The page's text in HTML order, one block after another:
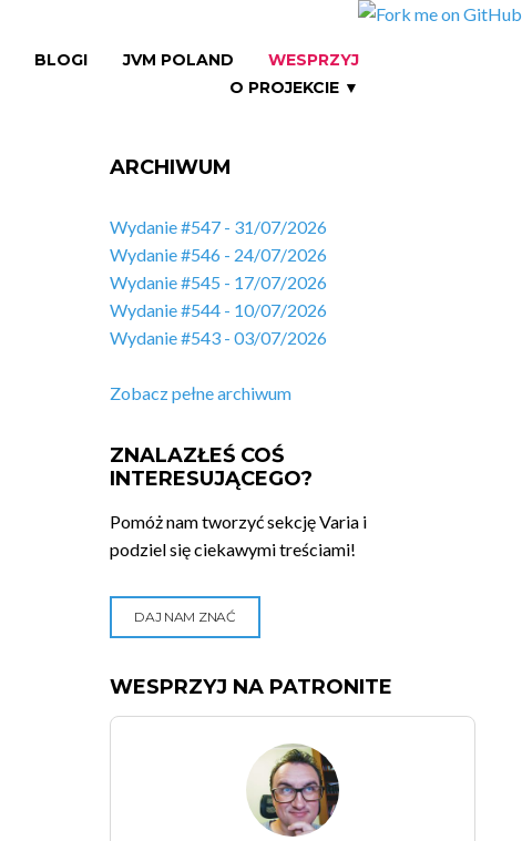
BLOGI JVM POLAND
WESPRZYJ
O PROJEKCIE ▼
ARCHIWUM
Wydanie #547 - 31/07/2026
Wydanie #546 - 24/07/2026
Wydanie #545 - 17/07/2026
Wydanie #544 - 10/07/2026
Wydanie #543 - 03/07/2026
Zobacz pełne archiwum
ZNALAZŁEŚ COŚ
INTERESUJĄCEGO?
Pomóż nam tworzyć sekcję Varia i
podziel się ciekawymi treściami!
DAJ NAM ZNAĆ
WESPRZYJ NA PATRONITE